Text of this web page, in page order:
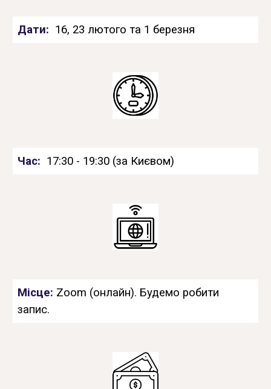
Дати: 16, 23 лютого та 1 березня
Час: 17:30 - 19:30 (за Києвом)
Місце: Zoom (онлайн). Будемо робити
запис.